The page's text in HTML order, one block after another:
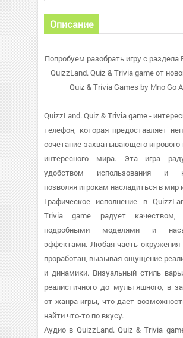
Описание
Попробуем разобрать игру с раздела
QuizzLand. Quiz & Trivia game от
Quiz & Trivia Games by Mno Go
QuizzLand. Quiz & Trivia game -
телефон, которая предоставляет
сочетание захватывающего игрового
интересного мира. Эта игра
удобством использования и
позволяя игрокам насладиться в мир
Графическое исполнение в
Trivia game радует качеством,
подробными моделями и
эффектами. Любая часть окружения
проработан, вызывая ощущение
и динамики. Визуальный стиль
реалистичного до мультяшного, в
от жанра игры, что дает
найти что-то по вкусу.
Аудио в QuizzLand. Quiz & Trivia